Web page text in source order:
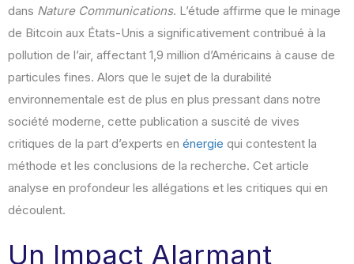
dans Nature Communications. L’étude affirme que le minage
de Bitcoin aux États-Unis a significativement contribué à la
pollution de l’air, affectant 1,9 million d’Américains à cause de
particules fines. Alors que le sujet de la durabilité
environnementale est de plus en plus pressant dans notre
société moderne, cette publication a suscité de vives
critiques de la part d’experts en énergie qui contestent la
méthode et les conclusions de la recherche. Cet article
analyse en profondeur les allégations et les critiques qui en
découlent.
Un Impact Alarmant